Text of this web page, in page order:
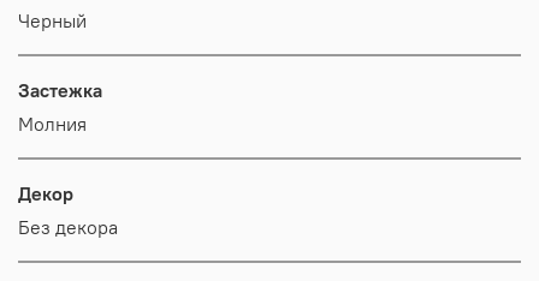
Черный
Застежка
Молния
Декор
Без декора